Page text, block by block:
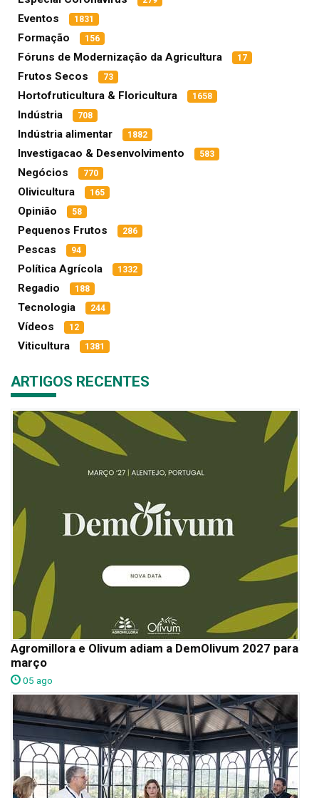
Eventos 1831
Formação 156
Fóruns de Modernização da Agricultura 17
Frutos Secos 73
Hortofruticultura & Floricultura 1658
Indústria 708
Indústria alimentar 1882
Investigacao & Desenvolvimento 583
Negócios 770
Olivicultura 165
Opinião 58
Pequenos Frutos 286
Pescas 94
Política Agrícola 1332
Regadio 188
Tecnologia 244
Vídeos 12
Viticultura 1381
ARTIGOS RECENTES
Agromillora e Olivum adiam a DemOlivum 2027 para
março
05 ago